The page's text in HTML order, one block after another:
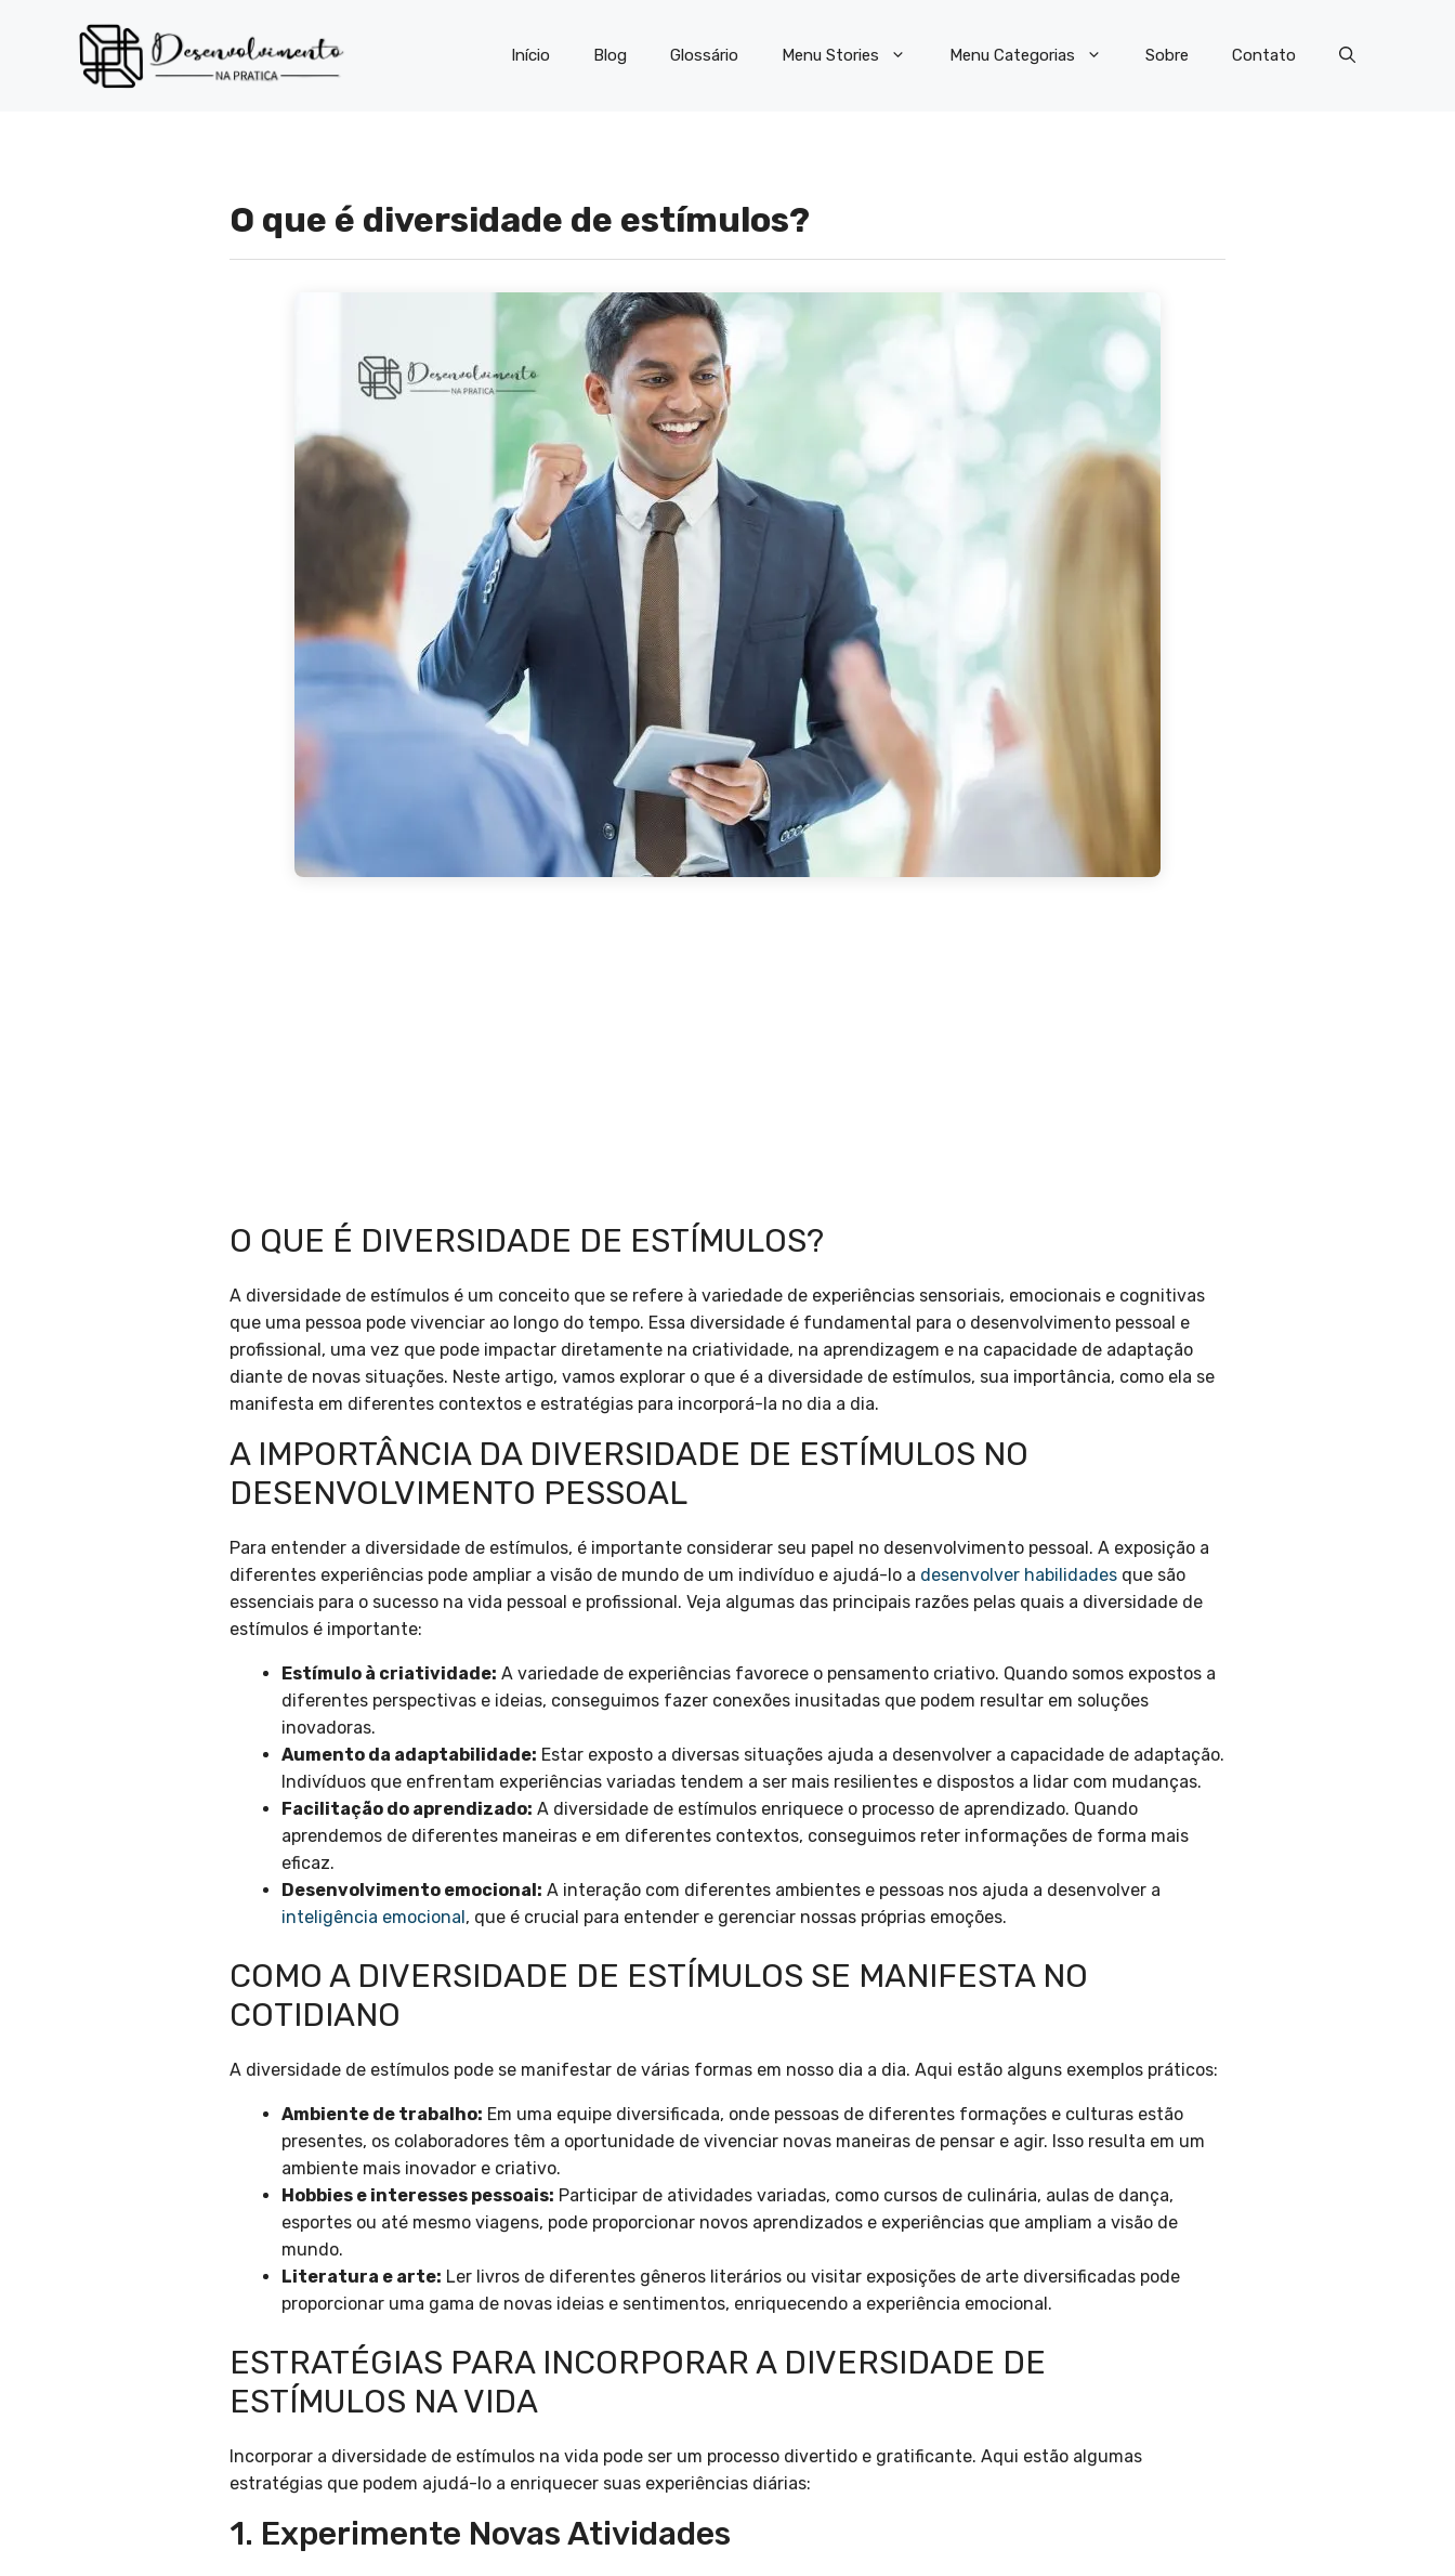
Início Blog Glossário Menu Stories Menu Categorias Sobre Contato
O que é diversidade de estímulos?
O QUE É DIVERSIDADE DE ESTÍMULOS?
A diversidade de estímulos é um conceito que se refere à variedade de experiências sensoriais, emocionais e cognitivas
que uma pessoa pode vivenciar ao longo do tempo. Essa diversidade é fundamental para o desenvolvimento pessoal e
profissional, uma vez que pode impactar diretamente na criatividade, na aprendizagem e na capacidade de adaptação
diante de novas situações. Neste artigo, vamos explorar o que é a diversidade de estímulos, sua importância, como ela se
manifesta em diferentes contextos e estratégias para incorporá-la no dia a dia.
A IMPORTÂNCIA DA DIVERSIDADE DE ESTÍMULOS NO
DESENVOLVIMENTO PESSOAL
Para entender a diversidade de estímulos, é importante considerar seu papel no desenvolvimento pessoal. A exposição a
diferentes experiências pode ampliar a visão de mundo de um indivíduo e ajudá-lo a desenvolver habilidades que são
essenciais para o sucesso na vida pessoal e profissional. Veja algumas das principais razões pelas quais a diversidade de
estímulos é importante:
Estímulo à criatividade: A variedade de experiências favorece o pensamento criativo. Quando somos expostos a
diferentes perspectivas e ideias, conseguimos fazer conexões inusitadas que podem resultar em soluções
inovadoras.
Aumento da adaptabilidade: Estar exposto a diversas situações ajuda a desenvolver a capacidade de adaptação.
Indivíduos que enfrentam experiências variadas tendem a ser mais resilientes e dispostos a lidar com mudanças.
Facilitação do aprendizado: A diversidade de estímulos enriquece o processo de aprendizado. Quando
aprendemos de diferentes maneiras e em diferentes contextos, conseguimos reter informações de forma mais
eficaz.
Desenvolvimento emocional: A interação com diferentes ambientes e pessoas nos ajuda a desenvolver a
inteligência emocional, que é crucial para entender e gerenciar nossas próprias emoções.
COMO A DIVERSIDADE DE ESTÍMULOS SE MANIFESTA NO
COTIDIANO
A diversidade de estímulos pode se manifestar de várias formas em nosso dia a dia. Aqui estão alguns exemplos práticos:
Ambiente de trabalho: Em uma equipe diversificada, onde pessoas de diferentes formações e culturas estão
presentes, os colaboradores têm a oportunidade de vivenciar novas maneiras de pensar e agir. Isso resulta em um
ambiente mais inovador e criativo.
Hobbies e interesses pessoais: Participar de atividades variadas, como cursos de culinária, aulas de dança,
esportes ou até mesmo viagens, pode proporcionar novos aprendizados e experiências que ampliam a visão de
mundo.
Literatura e arte: Ler livros de diferentes gêneros literários ou visitar exposições de arte diversificadas pode
proporcionar uma gama de novas ideias e sentimentos, enriquecendo a experiência emocional.
ESTRATÉGIAS PARA INCORPORAR A DIVERSIDADE DE
ESTÍMULOS NA VIDA
Incorporar a diversidade de estímulos na vida pode ser um processo divertido e gratificante. Aqui estão algumas
estratégias que podem ajudá-lo a enriquecer suas experiências diárias:
1. Experimente Novas Atividades